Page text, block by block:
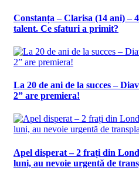
Constanța – Clarisa (14 ani) –
talent. Ce sfaturi a primit?
La 20 de ani de la succes –
2” are premiera!
Apel disperat – 2 frați din
luni, au nevoie urgentă de